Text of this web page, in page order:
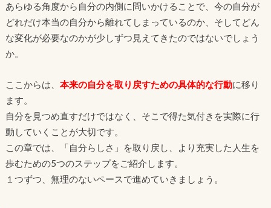
あらゆる角度から自分の内側に問いかけることで、今の自分が
どれだけ本当の自分から離れてしまっているのか、そしてどん
な変化が必要なのかが少しずつ見えてきたのではないでしょう
か。
ここからは、 本来の自分を取り戻すための具体的な行動に移り
ます。
自分を見つめ直すだけではなく、そこで得た気付きを実際に行
動していくことが大切です。
この章では、「自分らしさ」を取り戻し、より充実した人生を
歩むための5つのステップをご紹介します。
１つずつ、無理のないペースで進めていきましょう。